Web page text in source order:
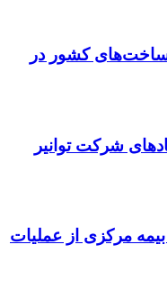
کشور در
شرکت توانیر
بیمه مرکزی از عملیات